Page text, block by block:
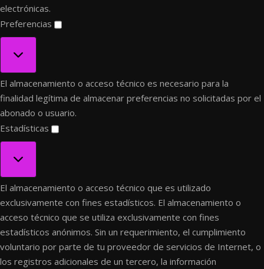
electrónicas.
Preferencias
Preferencias
El almacenamiento o acceso técnico es necesario para la
finalidad legítima de almacenar preferencias no solicitadas por el
abonado o usuario.
Estadísticas
Estadísticas
El almacenamiento o acceso técnico que es utilizado
exclusivamente con fines estadísticos. El almacenamiento o
acceso técnico que se utiliza exclusivamente con fines
estadísticos anónimos. Sin un requerimiento, el cumplimiento
voluntario por parte de tu proveedor de servicios de Internet, o
los registros adicionales de un tercero, la información